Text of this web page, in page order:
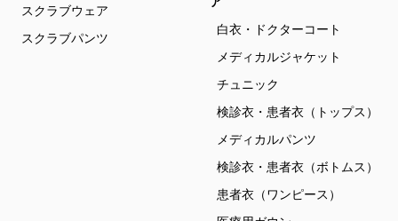
スクラブウェア
スクラブパンツ
白衣・ドクターコート
メディカルジャケット
チュニック
検診衣・患者衣（トップス）
メディカルパンツ
検診衣・患者衣（ボトムス）
患者衣（ワンピース）